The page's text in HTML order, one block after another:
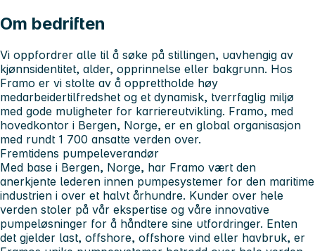
Om bedriften
Vi oppfordrer alle til å søke på stillingen, uavhengig av
kjønnsidentitet, alder, opprinnelse eller bakgrunn. Hos
Framo er vi stolte av å opprettholde høy
medarbeidertilfredshet og et dynamisk, tverrfaglig miljø
med gode muligheter for karriereutvikling. Framo, med
hovedkontor i Bergen, Norge, er en global organisasjon
med rundt 1 700 ansatte verden over.
Fremtidens pumpeleverandør
Med base i Bergen, Norge, har Framo vært den
anerkjente lederen innen pumpesystemer for den maritime
industrien i over et halvt århundre. Kunder over hele
verden stoler på vår ekspertise og våre innovative
pumpeløsninger for å håndtere sine utfordringer. Enten
det gjelder last, offshore, offshore vind eller havbruk, er